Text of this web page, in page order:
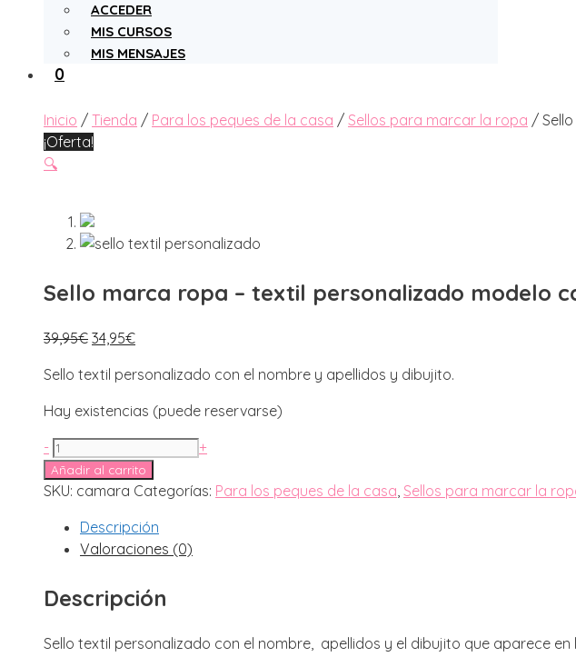
ACCEDER
MIS CURSOS
MIS MENSAJES
0
Inicio / Tienda / Para los peques de la casa / Sellos para marcar la ropa /
¡Oferta!
🔍
Sello marca ropa – textil personalizado modelo
39,95€ El
original
era:
34,95€El
actual
34,95€.
Sello textil personalizado con el nombre y apellidos y dibujito.
Hay existencias (puede reservarse)
- Sello
marca
ropa
textil
personalizado
cámara
+
Añadir al carrito
SKU: camara Categorías: Para los peques de la casa Sellos para marcar la
Descripción
Valoraciones (0)
Descripción
Sello textil personalizado con el nombre, apellidos y el dibujito que aparece en